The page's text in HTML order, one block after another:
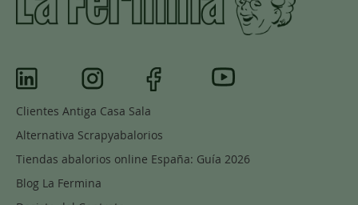
Clientes Antiga Casa Sala
Alternativa Scrapyabalorios
Tiendas abalorios online España: Guía 2026
Blog La Fermina